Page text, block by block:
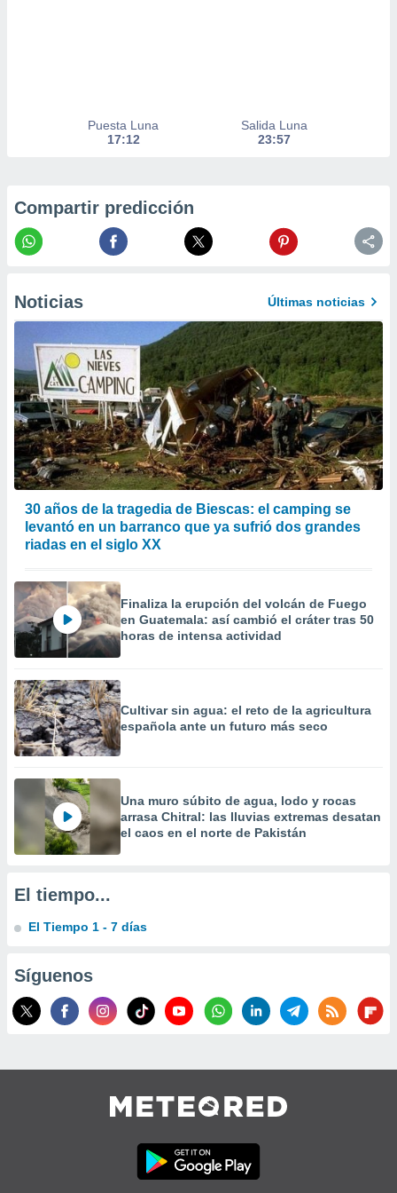
de
un
perfiles
utilizar
crear un
uso de
la
contenido
medir el
de la
de
o a través
de
de
de
uso de
con el
e
mediante
publicidad
1199
Puesta Luna
17:12
Salida Luna
23:57
Compartir predicción
Noticias Últimas noticias
30 años de la tragedia de Biescas: el camping se
levantó en un barranco que ya sufrió dos grandes
riadas en el siglo XX
Finaliza la erupción del volcán de Fuego
en Guatemala: así cambió el cráter tras 50
horas de intensa actividad
Cultivar sin agua: el reto de la agricultura
española ante un futuro más seco
Una muro súbito de agua, lodo y rocas
arrasa Chitral: las lluvias extremas desatan
el caos en el norte de Pakistán
El tiempo...
El Tiempo 1 - 7 días
Síguenos